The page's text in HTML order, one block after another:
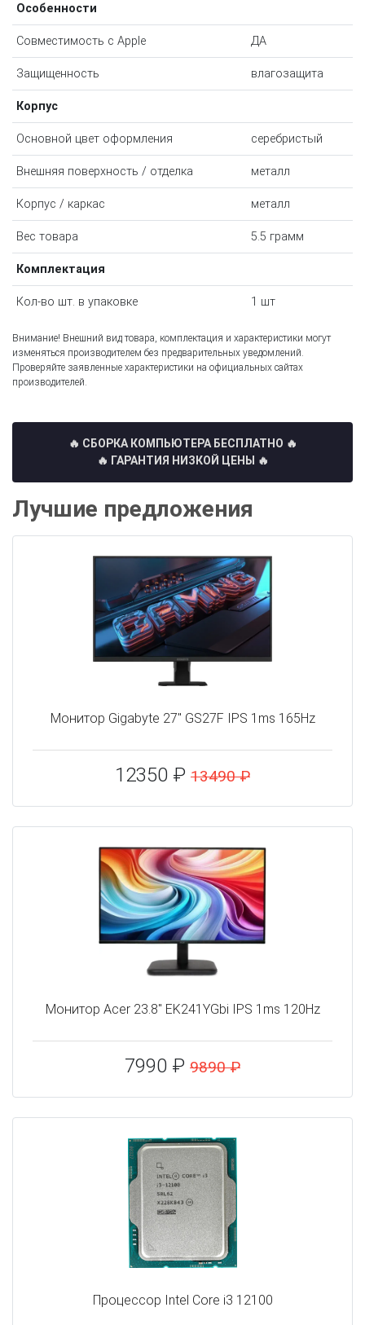
Особенности
Совместимость с Apple ДА
Защищенность влагозащита
Корпус
Основной цвет оформления серебристый
Внешняя поверхность / отделка металл
Корпус / каркас металл
Вес товара 5.5 грамм
Комплектация
Кол-во шт. в упаковке 1 шт
Внимание! Внешний вид товара, комплектация и характеристики могут
изменяться производителем без предварительных уведомлений.
Проверяйте заявленные характеристики на официальных сайтах
производителей.
🔥 СБОРКА КОМПЬЮТЕРА БЕСПЛАТНО 🔥
🔥 ГАРАНТИЯ НИЗКОЙ ЦЕНЫ 🔥
Лучшие предложения
Монитор Gigabyte 27" GS27F IPS 1ms 165Hz
12350 ₽ 13490 ₽
Монитор Acer 23.8" EK241YGbi IPS 1ms 120Hz
7990 ₽ 9890 ₽
Процессор Intel Core i3 12100